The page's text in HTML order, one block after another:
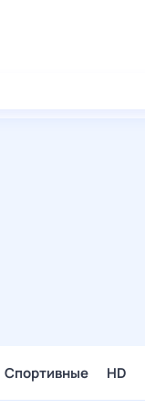
Спортивные HD